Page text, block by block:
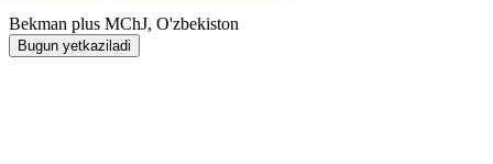
Bekman plus MChJ, O'zbekiston
Bugun yetkaziladi